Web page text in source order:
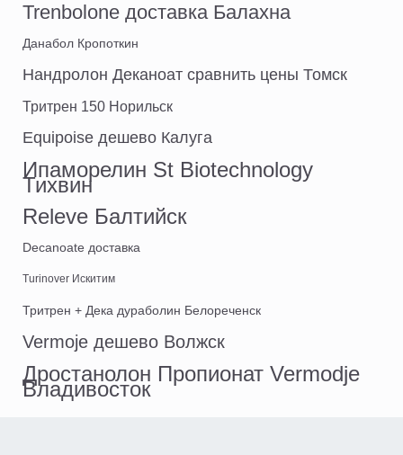
Trenbolone доставка Балахна
Данабол Кропоткин
Нандролон Деканоат сравнить цены Томск
Тритрен 150 Норильск
Equipoise дешево Калуга
Ипаморелин St Biotechnology
Тихвин
Releve Балтийск
Decanoate доставка
Turinover Искитим
Тритрен + Дека дураболин Белореченск
Vermoje дешево Волжск
Дростанолон Пропионат Vermodje
Владивосток